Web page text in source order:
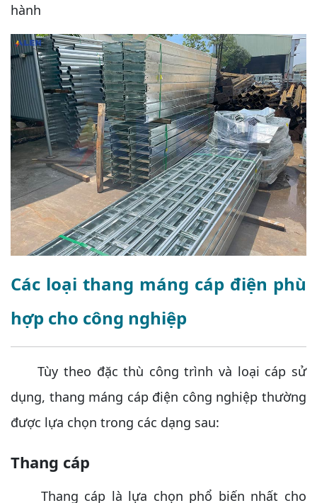
hành
Các loại thang máng cáp điện phù
hợp cho công nghiệp
Tùy theo đặc thù công trình và loại cáp sử
dụng, thang máng cáp điện công nghiệp thường
được lựa chọn trong các dạng sau:
Thang cáp
Thang cáp là lựa chọn phổ biến nhất cho